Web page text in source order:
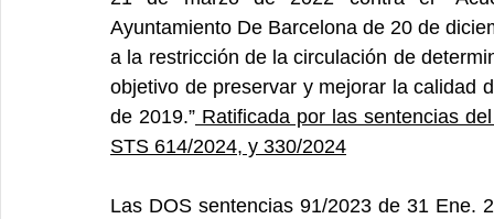
Ayuntamiento De Barcelona de 20 de
a la restricción de la circulación de
objetivo de preservar y mejorar la calidad
de 2019.” Ratificada por las sentencias
STS 614/2024, y 330/2024
Las DOS sentencias 91/2023 de 31 Ene.